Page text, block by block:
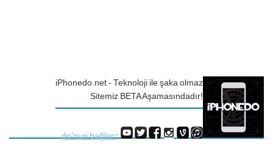
iPhonedo.net - Teknoloji ile şaka olmaz
Sitemiz BETA Aşamasındadır!
do'nun bağları: